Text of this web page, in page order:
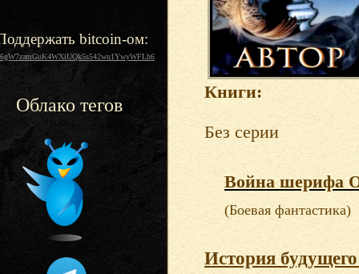
bitcoin-ом:
Облако тегов
Книги:
Без серии
Война шерифа
(Боевая фантастика)
История